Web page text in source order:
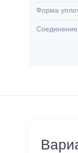
Форма